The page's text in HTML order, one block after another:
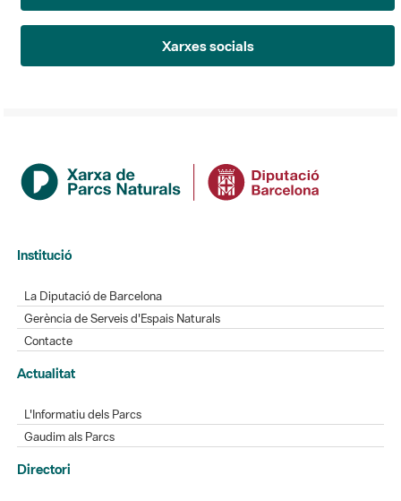
Institució
Gerència de Serveis d'Espais Naturals
Actualitat
L'Informatiu dels Parcs
Gaudim als Parcs
Directori de contacte
Xarxes socials